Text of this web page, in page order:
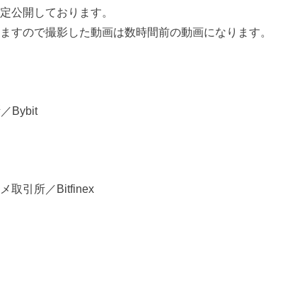
公開しております。
すので撮影した動画は数時間前の動画になります。
Bybit
取引所／Bitfinex